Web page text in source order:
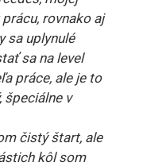
rovnako aj
sa uplynulé
sa na level
práce, ale je to
špeciálne v
čistý štart, ale
kôl som